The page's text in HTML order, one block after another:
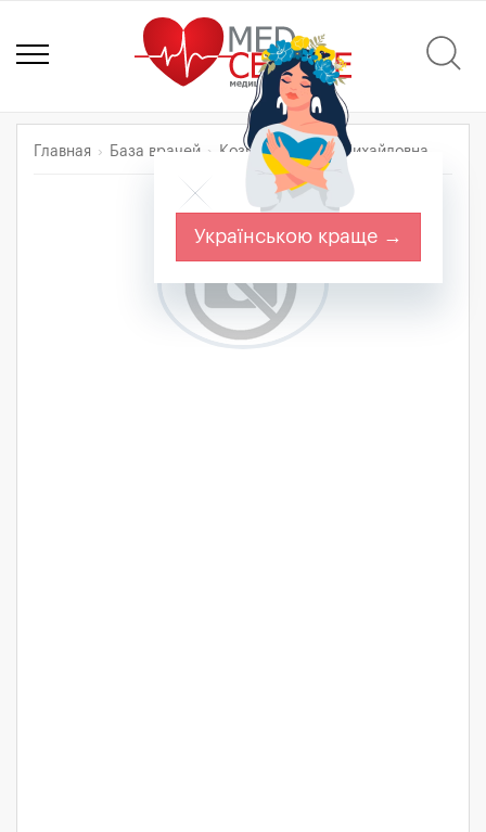
Главная База врачей Козицкая Янина Михайловна
Українською краще →